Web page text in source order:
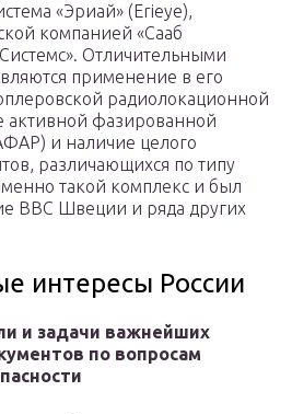
«Эриай» (Erieye),
компанией «Сааб
Отличительными
применение в его
радиолокационной
активной фазированной
и наличие целого
различающихся по типу
такой комплекс и был
ВВС Швеции и ряда других
интересы России
и задачи важнейших
по вопросам